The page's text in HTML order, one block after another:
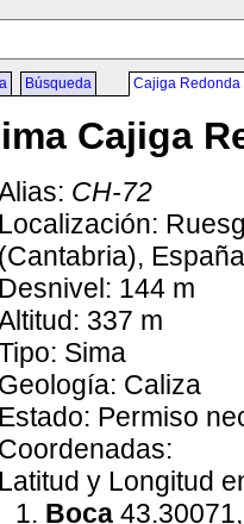
Búsqueda Cajiga Redonda
Cajiga
CH-72
Localización:
(Cantabria), España
Desnivel: 144 m
337 m
Sima
Geología: Caliza
Estado: Permiso
Coordenadas:
Latitud y Longitud
Boca